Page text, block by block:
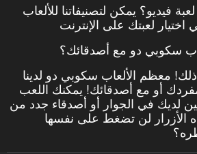
فيديو؟ يمكن لتصنيفاتنا للألعاب
لعبتك على الإنترنت
سكوبي دو مع أصدقائك؟
معظم الألعاب سكوبي دو لدينا
أو مع أصدقائك! يمكنك اللعب
لديك في الجوار أو أصدقاء جدد من
الأزرار لن تضغط على نفسها